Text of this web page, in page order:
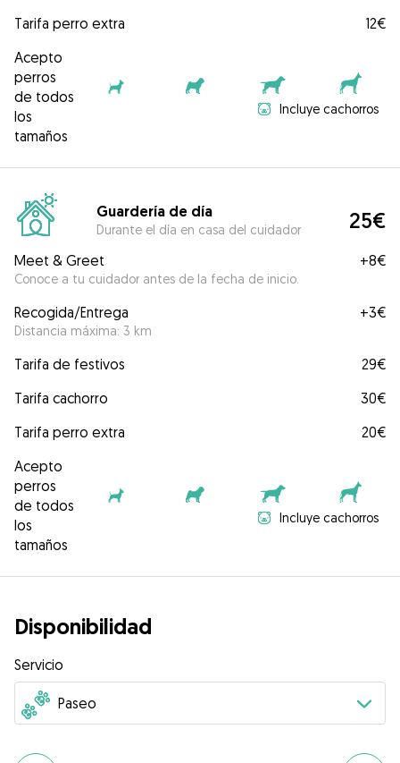
Tarifa perro extra
12€
Acepto
perros
de todos
los
tamaños
Incluye cachorros
Guardería de día
Durante el día en casa del cuidador 25€
Meet & Greet
Conoce a tu cuidador antes de la fecha de inicio.
+8€
Recogida/Entrega
Distancia máxima: 3 km
+3€
Tarifa de festivos
29€
Tarifa cachorro
30€
Tarifa perro extra
20€
Acepto
perros
de todos
los
tamaños
Incluye cachorros
Disponibilidad
Servicio